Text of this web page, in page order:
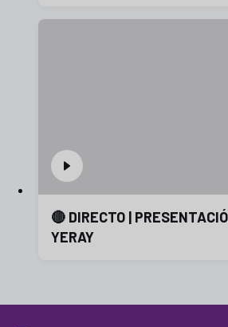
🔴 DIRECTO |
YERAY